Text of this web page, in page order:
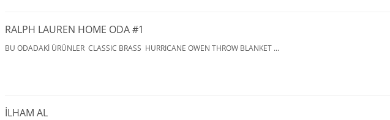
RALPH LAUREN HOME ODA #1
BU ODADAKİ ÜRÜNLER CLASSIC BRASS HURRICANE OWEN THROW BLANKET ...
İLHAM AL